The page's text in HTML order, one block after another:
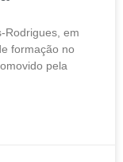
Rodrigues, em
formação no
pela